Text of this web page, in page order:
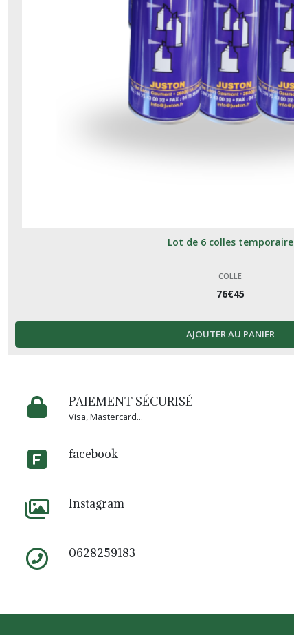
Lot de 6 colles temporaire
COLLE
76€45
AJOUTER AU PANIER
PAIEMENT SÉCURISÉ
Visa, Mastercard...
facebook
Instagram
0628259183